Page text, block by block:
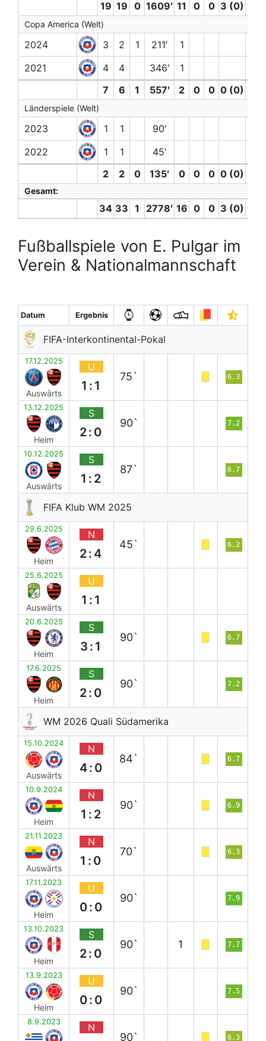
19 19 0 1609′ 11 0 0 3 (0)
Copa America (Welt)
2024 3 2 1 211′
1
2021
4 4 346′
1
7
6 1 557′ 2 0 0 0 (0)
Länderspiele (Welt)
2023 1 1
90′
2022
1 1
45′
2
2 0 135′ 0 0 0 0 (0)
Gesamt:
34 33 1 2778′ 16 0 0 3 (0)
Fußballspiele von E. Pulgar im
Verein & Nationalmannschaft
Datum Ergebnis
FIFA-Interkontinental-Pokal
17.12.2025
Auswärts
U
1:1
75` 6.3
13.12.2025
Heim
S
2:0
90` 7.2
10.12.2025
Auswärts
S
1:2
87` 6.7
FIFA Klub WM 2025
29.6.2025
Heim
N
2:4
45` 6.2
25.6.2025
Auswärts
U
1:1
20.6.2025
Heim
S
3:1
90` 6.7
17.6.2025
Heim
S
2:0
90` 7.2
WM 2026 Quali Südamerika
15.10.2024
Auswärts
N
4:0
84` 6.7
10.9.2024
Heim
N
1:2
90` 6.9
21.11.2023
Auswärts
N
1:0
70` 6.3
17.11.2023
Heim
U
0:0
90` 7.9
13.10.2023
Heim
S
2:0
90` 1 7.7
13.9.2023
Heim
U
0:0
90` 7.5
8.9.2023 N
90` 6.3